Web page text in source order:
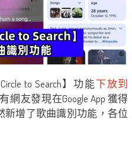
to Search】功能下放到
網友發現在Google App 獲得
新增了歌曲識別功能，各位